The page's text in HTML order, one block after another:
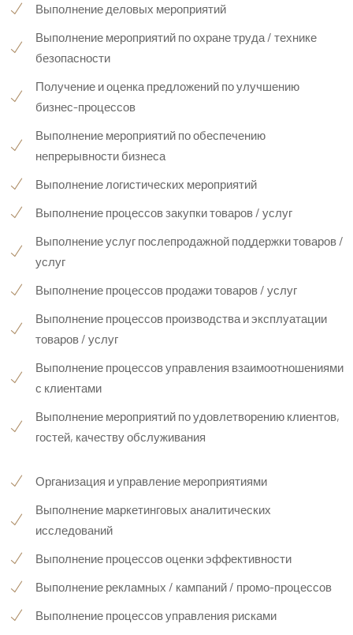
Выполнение деловых мероприятий
Выполнение мероприятий по охране труда / технике
безопасности
Получение и оценка предложений по улучшению
бизнес-процессов
Выполнение мероприятий по обеспечению
непрерывности бизнеса
Выполнение логистических мероприятий
Выполнение процессов закупки товаров / услуг
Выполнение услуг послепродажной поддержки товаров /
услуг
Выполнение процессов продажи товаров / услуг
Выполнение процессов производства и эксплуатации
товаров / услуг
Выполнение процессов управления взаимоотношениями
с клиентами
Выполнение мероприятий по удовлетворению клиентов,
гостей, качеству обслуживания
Организация и управление мероприятиями
Выполнение маркетинговых аналитических
исследований
Выполнение процессов оценки эффективности
Выполнение рекламных / кампаний / промо-процессов
Выполнение процессов управления рисками